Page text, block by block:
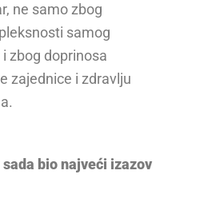
ne samo zbog
samog
zbog doprinosa
zajednice i zdravlju
bio najveći izazov